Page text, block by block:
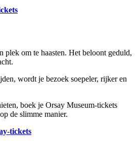
plek om te haasten. Het beloont geduld,
wordt je bezoek soepeler, rijker en
boek je Orsay Museum-tickets
de slimme manier.
tickets